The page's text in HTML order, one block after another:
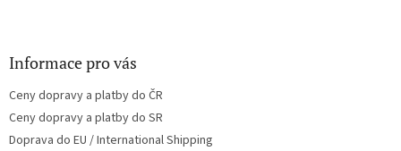
Informace pro vás
Ceny dopravy a platby do ČR
Ceny dopravy a platby do SR
Doprava do EU / International Shipping